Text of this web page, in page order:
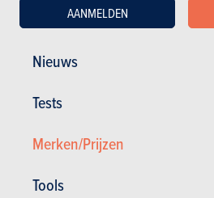
Nieuws
Tests
Merken/Prijzen
Tools
AANMELDEN